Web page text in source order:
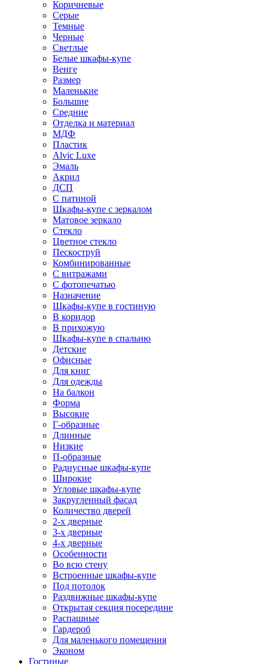
Коричневые
Серые
Темные
Черные
Светлые
Белые шкафы-купе
Венге
Размер
Маленькие
Большие
Средние
Отделка и материал
МДФ
Пластик
Alvic Luxe
Эмаль
Акрил
ДСП
С патиной
Шкафы-купе с зеркалом
Матовое зеркало
Стекло
Цветное стекло
Пескоструй
Комбинированные
С витражами
С фотопечатью
Назначение
Шкафы-купе в гостиную
В коридор
В прихожую
Шкафы-купе в спальню
Детские
Офисные
Для книг
Для одежды
На балкон
Форма
Высокие
Г-образные
Длинные
Низкие
П-образные
Радиусные шкафы-купе
Широкие
Угловые шкафы-купе
Закругленный фасад
Количество дверей
2-х дверные
3-х дверные
4-х дверные
Особенности
Во всю стену
Встроенные шкафы-купе
Под потолок
Раздвижные шкафы-купе
Открытая секция посередине
Распашные
Гардероб
Для маленького помещения
Эконом
Гостиные